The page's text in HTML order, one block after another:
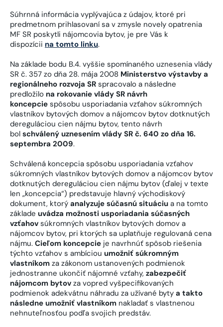
Súhrnná informácia vyplývajúca z údajov, ktoré pri
predmetnom prihlasovaní sa v zmysle novely opatrenia
MF SR poskytli nájomcovia bytov, je pre Vás k
dispozícii na tomto linku.
Na základe bodu B.4. vyššie spomínaného uznesenia vlády
SR č. 357 zo dňa 28. mája 2008 Ministerstvo výstavby a
regionálneho rozvoja SR spracovalo a následne
predložilo na rokovanie vlády SR návrh
koncepcie spôsobu usporiadania vzťahov súkromných
vlastníkov bytových domov a nájomcov bytov dotknutých
dereguláciou cien nájmu bytov, tento návrh
bol schválený uznesením vlády SR č. 640 zo dňa 16.
septembra 2009.
Schválená koncepcia spôsobu usporiadania vzťahov
súkromných vlastníkov bytových domov a nájomcov bytov
dotknutých dereguláciou cien nájmu bytov (ďalej v texte
len „koncepcia“) predstavuje hlavný východiskový
dokument, ktorý analyzuje súčasnú situáciu a na tomto
základe uvádza možnosti usporiadania súčasných
vzťahov súkromných vlastníkov bytových domov a
nájomcov bytov, pri ktorých sa uplatňuje regulovaná cena
nájmu. Cieľom koncepcie je navrhnúť spôsob riešenia
týchto vzťahov s ambíciou umožniť súkromným
vlastníkom za zákonom ustanovených podmienok
jednostranne ukončiť nájomné vzťahy, zabezpečiť
nájomcom bytov za vopred vyšpecifikovaných
podmienok adekvátnu náhradu za užívané byty a takto
následne umožniť vlastníkom nakladať s vlastnenou
nehnuteľnosťou podľa svojich predstáv.